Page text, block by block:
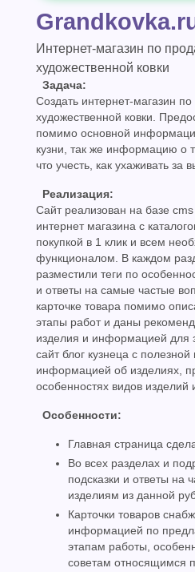
Интернет-магазин по
художественной ковки
Задача:
Создать интернет-магазин
художественной ковки.
помимо основной
кузни, так же информацию о
что учесть, как ухаживать
Реализация:
Сайт реализован на базе
интернет магазина c
покупкой в 1 клик и всем
функционалом. В каждом
разместили теги по
и ответы на самые частые
карточке товара помимо
этапы работ и даны
изделия и информацией для
сайт блог кузнеца с полезной
информацией об изделиях,
особенностях видов изделий
Особенности:
Главная страница
Во всех разделах и
подсказки и ответы на
изделиям из данной
Карточки товаров
информацией по
этапам работы,
советам относящимся